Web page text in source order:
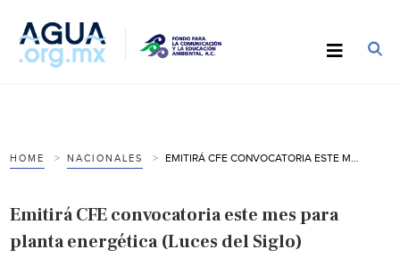
HOME NACIONALES
Emitirá CFE convocatoria este mes para
planta energética (Luces del Siglo)